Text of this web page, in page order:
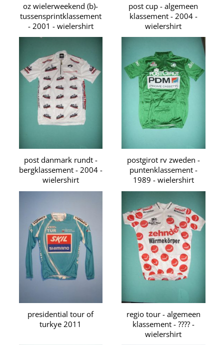
oz wielerweekend (b)-
tussensprintklassement
- 2001 - wielershirt
post cup - algemeen
klassement - 2004 -
wielershirt
post danmark rundt -
bergklassement - 2004 -
wielershirt
postgirot rv zweden -
puntenklassement -
1989 - wielershirt
presidential tour of
turkye 2011
regio tour - algemeen
klassement - ???? -
wielershirt